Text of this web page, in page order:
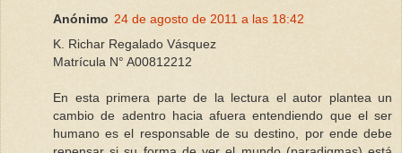
Anónimo 24 de agosto de 2011 a las 18:42
K. Richar Regalado Vásquez
Matrícula N° A00812212
En esta primera parte de la lectura el autor plantea un
cambio de adentro hacia afuera entendiendo que el ser
humano es el responsable de su destino, por ende debe